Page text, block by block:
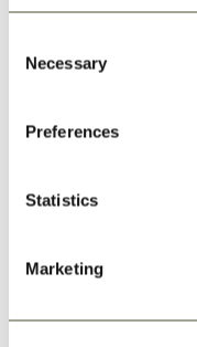
Selection
Necessary
Preferences
Statistics
Marketing